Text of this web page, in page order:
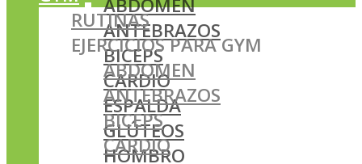
ABDOMEN
ANTEBRAZOS
BICEPS
CARDIO
ESPALDA
GLÚTEOS
HOMBRO
RUTINAS
EJERCICIOS PARA GYM
ABDOMEN
ANTEBRAZOS
BICEPS
CARDIO